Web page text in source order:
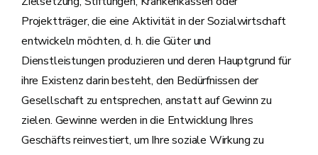
Projektträger, die eine Aktivität in der Sozialwirtschaft
entwickeln möchten, d. h. die Güter und
Dienstleistungen produzieren und deren Hauptgrund für
ihre Existenz darin besteht, den Bedürfnissen der
Gesellschaft zu entsprechen, anstatt auf Gewinn zu
zielen. Gewinne werden in die Entwicklung Ihres
Geschäfts reinvestiert, um Ihre soziale Wirkung zu